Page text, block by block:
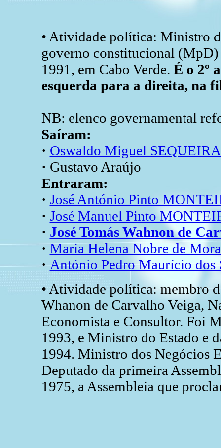
• Atividade política: Ministro
governo constitucional
1991, em Cabo Verde. É o 2º
esquerda para a direita, na
NB: elenco governamental
Saíram:
· Oswaldo Miguel SEQUEIRA
· Gustavo Araújo
Entraram:
· José António Pinto
· José Manuel Pinto
· José Tomás Wahnon de
·Maria Helena Nobre de
·António Pedro Maurício dos
• Atividade política: membro
Whanon de Carvalho Veiga,
Economista e Consultor. Foi
1993, e Ministro do Estado e
1994. Ministro dos Negócios
Deputado da primeira
1975, a Assembleia que